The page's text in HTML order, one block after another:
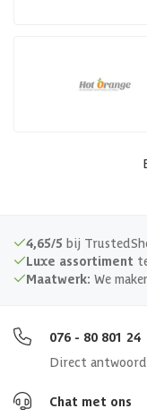
4,65/5 bij
Luxe assortiment
Maatwerk: We
076 - 80 801 24
Direct antwoord
Chat met ons